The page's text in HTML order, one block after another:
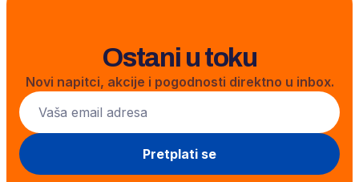
Ostani u toku
Novi napitci, akcije i pogodnosti direktno u inbox.